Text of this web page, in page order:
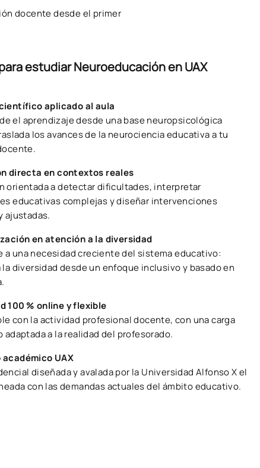
docente desde el primer
estudiar Neuroeducación en UAX
aplicado al aula
el aprendizaje desde una base neuropsicológica
los avances de la neurociencia educativa a tu
directa en contextos reales
orientada a detectar dificultades, interpretar
educativas complejas y diseñar intervenciones
ajustadas.
en atención a la diversidad
a una necesidad creciente del sistema educativo:
la diversidad desde un enfoque inclusivo y basado en
100 % online y flexible
con la actividad profesional docente, con una carga
adaptada a la realidad del profesorado.
académico UAX
diseñada y avalada por la Universidad Alfonso X el
con las demandas actuales del ámbito educativo.